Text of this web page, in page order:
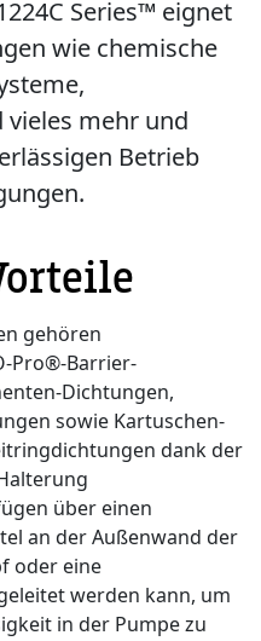
Series™ eignet
wie chemische
mehr und
Betrieb
gehören
Pro®-Barrier-
Dichtungen,
sowie Kartuschen-
dank der
über einen
an der Außenwand der
oder eine
werden kann, um
in der Pumpe zu